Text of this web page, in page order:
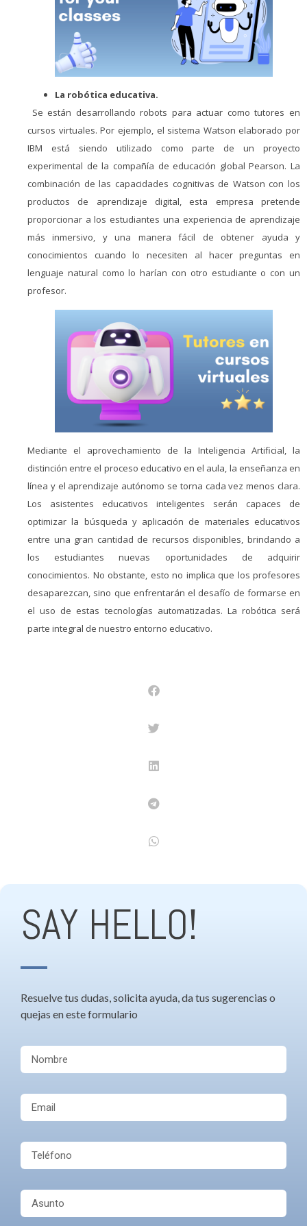
La robótica educativa.
Se están desarrollando robots para actuar como tutores en
cursos virtuales. Por ejemplo, el sistema Watson elaborado por
IBM está siendo utilizado como parte de un proyecto
experimental de la compañía de educación global Pearson. La
combinación de las capacidades cognitivas de Watson con los
productos de aprendizaje digital, esta empresa pretende
proporcionar a los estudiantes una experiencia de aprendizaje
más inmersivo, y una manera fácil de obtener ayuda y
conocimientos cuando lo necesiten al hacer preguntas en
lenguaje natural como lo harían con otro estudiante o con un
profesor.
Mediante el aprovechamiento de la Inteligencia Artificial, la
distinción entre el proceso educativo en el aula, la enseñanza en
línea y el aprendizaje autónomo se torna cada vez menos clara.
Los asistentes educativos inteligentes serán capaces de
optimizar la búsqueda y aplicación de materiales educativos
entre una gran cantidad de recursos disponibles, brindando a
los estudiantes nuevas oportunidades de adquirir
conocimientos. No obstante, esto no implica que los profesores
desaparezcan, sino que enfrentarán el desafío de formarse en
el uso de estas tecnologías automatizadas. La robótica será
parte integral de nuestro entorno educativo.
SAY HELLO!
Resuelve tus dudas, solicita ayuda, da tus sugerencias o
quejas en este formulario